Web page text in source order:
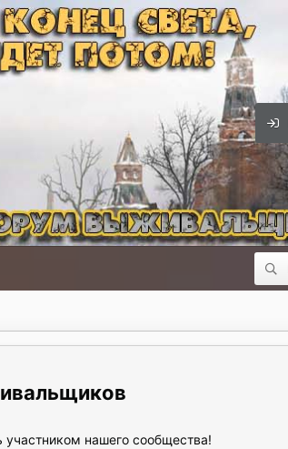
участником нашего сообщества!